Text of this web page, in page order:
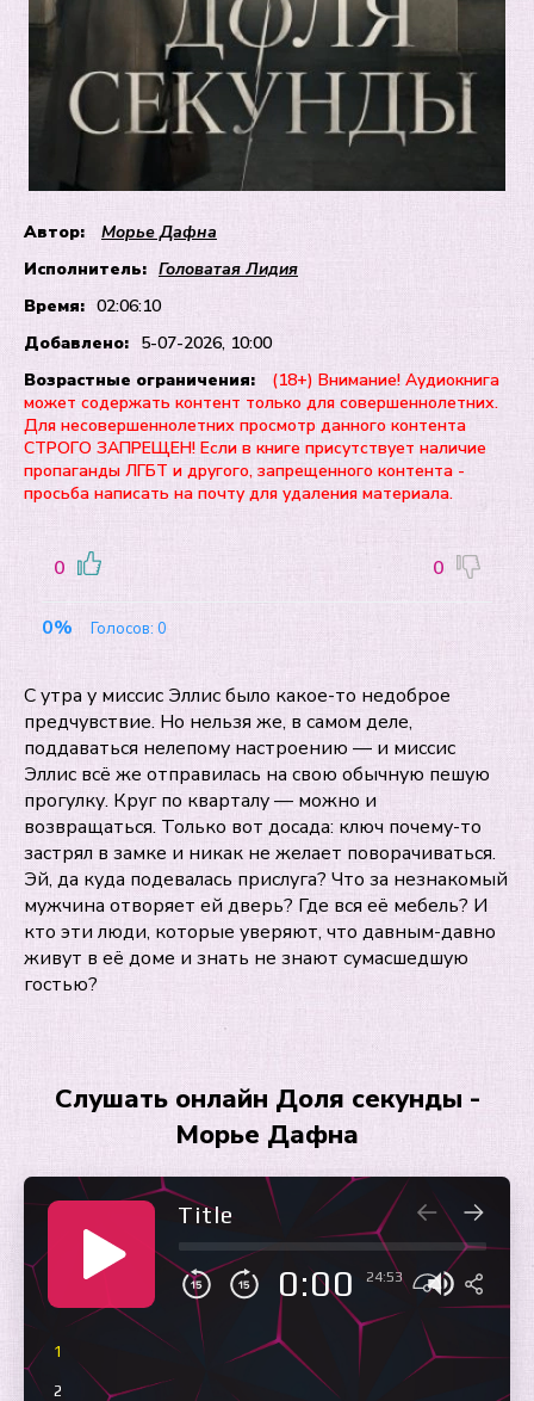
Автор:
Морье Дафна
Исполнитель: Головатая Лидия
Время: 02:06:10
Добавлено: 5-07-2026, 10:00
Возрастные ограничения:
(18+) Внимание! Аудиокнига
может содержать контент только для совершеннолетних.
Для несовершеннолетних просмотр данного контента
СТРОГО ЗАПРЕЩЕН! Если в книге присутствует наличие
пропаганды ЛГБТ и другого, запрещенного контента -
просьба написать на почту для удаления материала.
0 0
0% Голосов: 0
С утра у миссис Эллис было какое-то недоброе
предчувствие. Но нельзя же, в самом деле,
поддаваться нелепому настроению — и миссис
Эллис всё же отправилась на свою обычную пешую
прогулку. Круг по кварталу — можно и
возвращаться. Только вот досада: ключ почему-то
застрял в замке и никак не желает поворачиваться.
Эй, да куда подевалась прислуга? Что за незнакомый
мужчина отворяет ей дверь? Где вся её мебель? И
кто эти люди, которые уверяют, что давным-давно
живут в её доме и знать не знают сумасшедшую
гостью?
Слушать онлайн Доля секунды -
Морье Дафна
Title
0:00 24:53
1
2